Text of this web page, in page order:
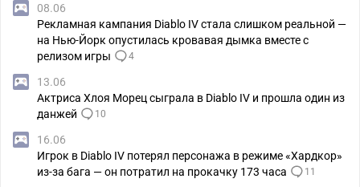
08.06
Рекламная кампания Diablo IV стала слишком реальной —
на Нью-Йорк опустилась кровавая дымка вместе с
релизом игры
4
13.06
Актриса Хлоя Морец сыграла в Diablo IV и прошла один из
данжей
10
16.06
Игрок в Diablo IV потерял персонажа в режиме «Хардкор»
из-за бага — он потратил на прокачку 173 часа
11